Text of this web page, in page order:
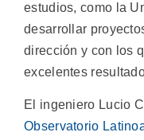
estudios, como la
desarrollar
dirección y con los
excelentes
El ingeniero Lucio
Observatorio